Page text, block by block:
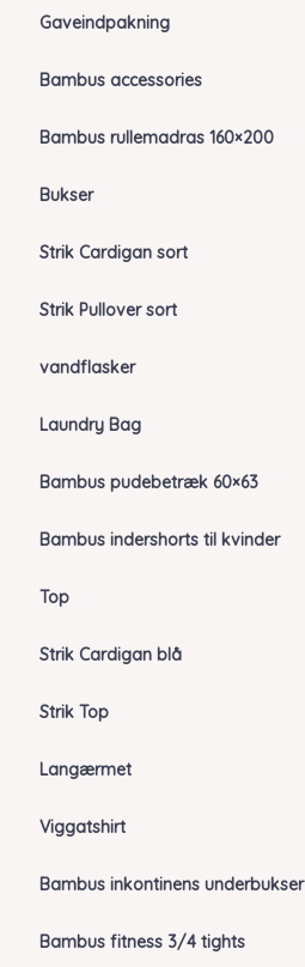
Gaveindpakning
Bambus accessories
Bambus rullemadras 160×200
Bukser
Strik Cardigan sort
Strik Pullover sort
vandflasker
Laundry Bag
Bambus pudebetræk 60×63
Bambus indershorts til kvinder
Top
Strik Cardigan blå
Strik Top
Langærmet
Viggatshirt
Bambus inkontinens underbukser
Bambus fitness 3/4 tights